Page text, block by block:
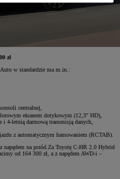
zł
w standardzie ma m.in.:
centralnej,
ekranem dotykowym (12,3" HD),
4-letnią darmową transmisją danych,
z automatycznym hamowaniem (RCTAB).
napędem na przód.Za Toyotę C-HR 2.0 Hybrid
od 164 300 zł, a z napędem AWD-i –